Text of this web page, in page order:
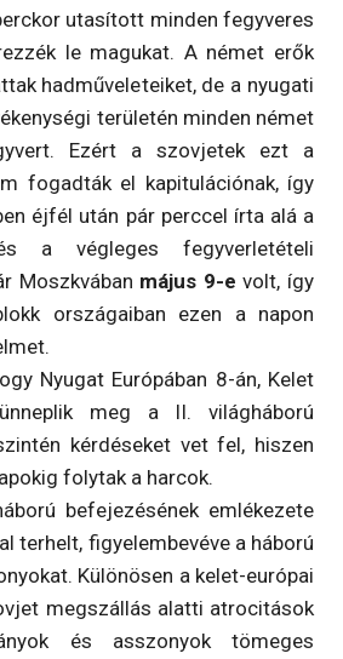
utasított minden fegyveres
le magukat. A német erők
hadműveleteiket, de a nyugati
területén minden német
Ezért a szovjetek ezt a
fogadták el kapitulációnak, így
éjfél után pár perccel írta alá a
a végleges fegyverletételi
Moszkvában május 9-e volt, így
országaiban ezen a napon
Nyugat Európában 8-án, Kelet
meg a II. világháború
kérdéseket vet fel, hiszen
folytak a harcok.
befejezésének emlékezete
terhelt, figyelembevéve a háború
Különösen a kelet-európai
megszállás alatti atrocitások
és asszonyok tömeges